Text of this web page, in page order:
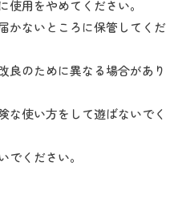
使用をやめてください。
かないところに保管してくだ
良のために異なる場合があり
な使い方をして遊ばないでく
でください。